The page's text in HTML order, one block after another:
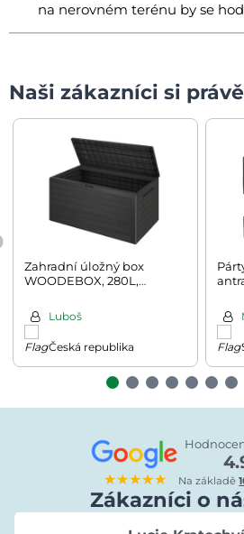
na nerovném terénu by se
Naši zákazníci si
Zahradní úložný box
WOODEBOX, 280L,
Luboš
Česká republika
★★★★★ Na základě
Zákazníci o